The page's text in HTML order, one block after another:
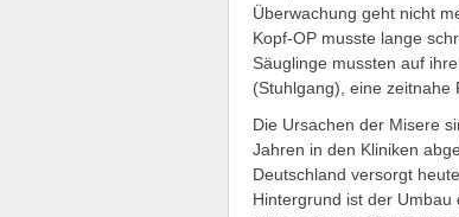
Überwachung geht nicht
Kopf-OP musste lange
Säuglinge mussten auf
(Stuhlgang), eine zeitnahe
Die Ursachen der Misere
Jahren in den Kliniken
Deutschland versorgt
Hintergrund ist der Umbau